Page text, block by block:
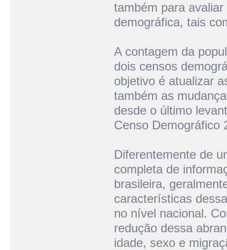
também para
demográfica, tais
A contagem da
dois censos
objetivo é atualizar
também as
desde o último
Censo Demográfico
Diferentemente de
completa de
brasileira,
características
no nível nacional.
redução dessa
idade, sexo e